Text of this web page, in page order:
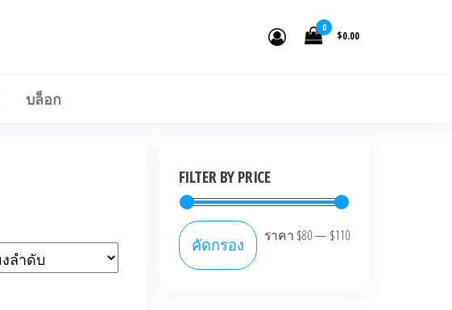
0
$0.00
บล็อก
FILTER BY PRICE
คัดกรอง ราคา $80— $110